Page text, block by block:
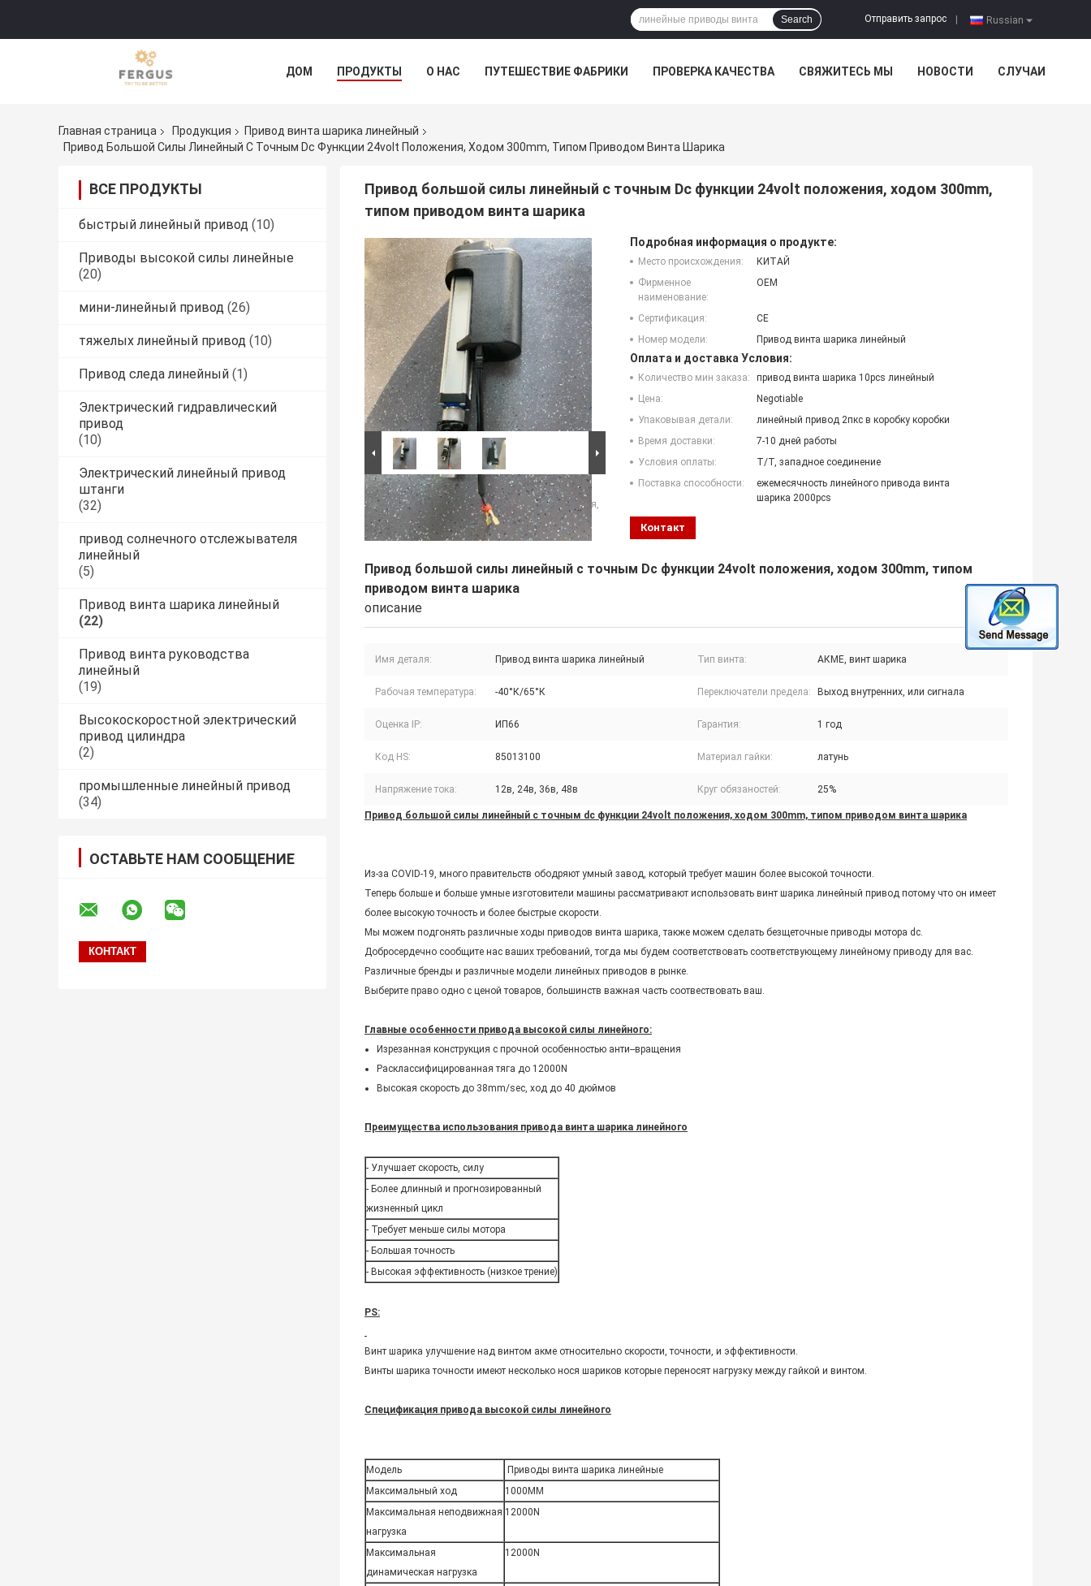
Russian
Отправить запрос
Search
ДОМ ПРОДУКТЫ О НАС ПУТЕШЕСТВИЕ ФАБРИКИ ПРОВЕРКА КАЧЕСТВА СВЯЖИТЕСЬ МЫ НОВОСТИ СЛУЧАИ
Главная страница Продукция
Привод винта шарика линейный
Привод Большой Силы Линейный С Точным Dc Функции 24volt Положения, Ходом 300mm, Типом Приводом Винта Шарика
ВСЕ ПРОДУКТЫ
быстрый линейный привод (10)
Приводы высокой силы линейные
(20)
мини-линейный привод (26)
тяжелых линейный привод (10)
Привод следа линейный (1)
Электрический гидравлический
привод
(10)
Электрический линейный привод
штанги
(32)
привод солнечного отслежывателя
линейный
(5)
Привод винта шарика линейный
(22)
Привод винта руководства
линейный
(19)
Высокоскоростной электрический
привод цилиндра
(2)
промышленные линейный привод
(34)
ОСТАВЬТЕ НАМ СООБЩЕНИЕ
Привод большой силы линейный с точным Dc функции 24volt положения, ходом 300mm,
типом приводом винта шарика
Большие изображения : Привод большой силы
линейный с точным Dc функции 24volt положения,
ходом 300mm, типом приводом винта шарика
Подробная информация о продукте:
Место происхождения:
КИТАЙ
Фирменное
наименование:
OEM
Сертификация:
CE
Номер модели:
Привод винта шарика линейный
Оплата и доставка Условия:
Количество мин заказа:
привод винта шарика 10pcs линейный
Цена:
Negotiable
Упаковывая детали:
линейный привод 2пкс в коробку коробки
Время доставки:
7-10 дней работы
Условия оплаты:
T/T, западное соединение
Поставка способности:
ежемесячность линейного привода винта
шарика 2000pcs
Контакт
Привод большой силы линейный с точным Dc функции 24volt положения, ходом 300mm, типом
приводом винта шарика
описание
Имя деталя: Привод винта шарика линейный Тип винта: АКМЕ, винт шарика
Рабочая температура: -40°К/65°К Переключатели предела: Выход внутренних, или сигнала
Оценка IP: ИП66 Гарантия: 1 год
Код HS: 85013100 Материал гайки: латунь
Напряжение тока: 12в, 24в, 36в, 48в Круг обязаностей: 25%
Привод большой силы линейный с точным dc функции 24volt положения, ходом 300mm, типом приводом винта шарика
Из-за COVID-19, много правительств ободряют умный завод, который требует машин более высокой точности.
Теперь больше и больше умные изготовители машины рассматривают использовать винт шарика линейный привод потому что он имеет
более высокую точность и более быстрые скорости.
Мы можем подгонять различные ходы приводов винта шарика, также можем сделать безщеточные приводы мотора dc.
Добросердечно сообщите нас ваших требований, тогда мы будем соответствовать соответствующему линейному приводу для вас.
Различные бренды и различные модели линейных приводов в рынке.
Выберите право одно с ценой товаров, большинств важная часть соотвествовать ваш.
Главные особенности привода высокой силы линейного:
Изрезанная конструкция с прочной особенностью анти--вращения
Расклассифицированная тяга до 12000N
Высокая скорость до 38mm/sec, ход до 40 дюймов
Преимущества использования привода винта шарика линейного
- Улучшает скорость, силу
- Более длинный и прогнозированный
жизненный цикл
- Требует меньше силы мотора
- Большая точность
- Высокая эффективность (низкое трение)
PS:
Винт шарика улучшение над винтом акме относительно скорости, точности, и эффективности.
Винты шарика точности имеют несколько нося шариков которые переносят нагрузку между гайкой и винтом.
Спецификация привода высокой силы линейного
Модель
Приводы винта шарика линейные
Максимальный ход
1000MM
Максимальная неподвижная
нагрузка
12000N
Максимальная
динамическая нагрузка
12000N